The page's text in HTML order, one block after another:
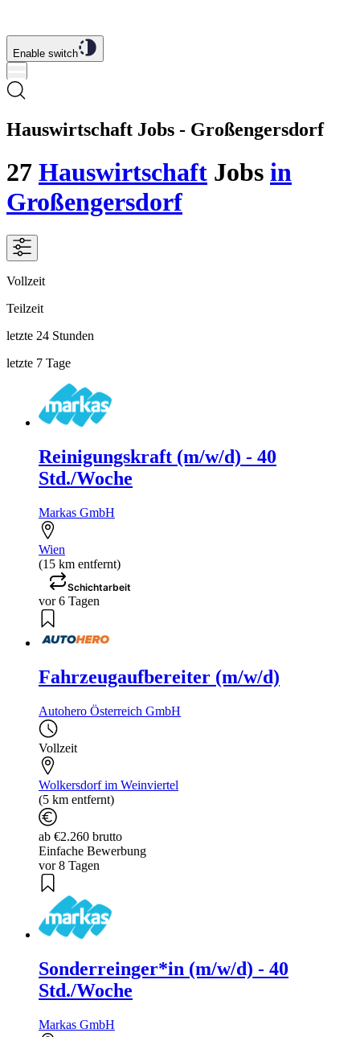
Enable switch
Hauswirtschaft Jobs - Großengersdorf
27 Hauswirtschaft Jobs in
Großengersdorf
Vollzeit
Teilzeit
letzte 24 Stunden
letzte 7 Tage
Reinigungskraft (m/w/d) - 40
Std./Woche
Markas GmbH
Wien
(15 km entfernt)
Schichtarbeit
vor 6 Tagen
Fahrzeugaufbereiter (m/w/d)
Autohero Österreich GmbH
Vollzeit
Wolkersdorf im Weinviertel
(5 km entfernt)
ab €2.260 brutto
Einfache Bewerbung
vor 8 Tagen
Sonderreinger*in (m/w/d) - 40
Std./Woche
Markas GmbH